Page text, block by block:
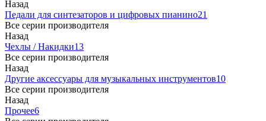
Назад
Педали для синтезаторов и цифровых пианино21
Все серии производителя
Назад
Чехлы / Накидки13
Все серии производителя
Назад
Другие аксессуары для музыкальных инструментов10
Все серии производителя
Назад
Прочее6